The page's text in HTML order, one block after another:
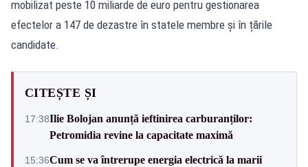
mobilizat peste 10 miliarde de euro pentru gestionarea
efectelor a 147 de dezastre în statele membre și în țările
candidate.
CITEȘTE ȘI
17:38Ilie Bolojan anunță ieftinirea carburanților:
Petromidia revine la capacitate maximă
15:36Cum se va întrerupe energia electrică la marii